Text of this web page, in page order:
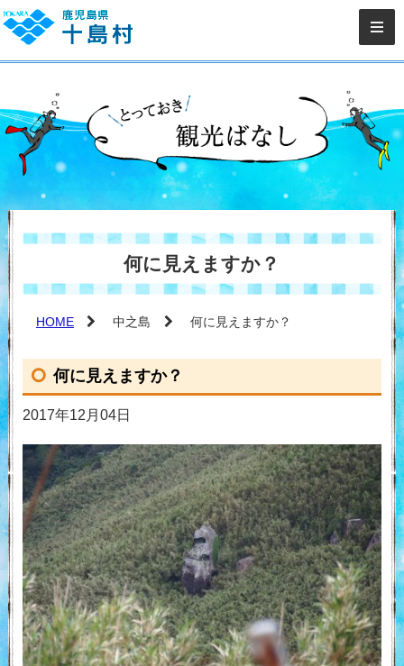
何に見えますか？
HOME 中之島 何に見えますか？
何に見えますか？
2017年12月04日